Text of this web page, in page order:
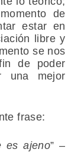
de
estar en
libre y
se nos
de poder
una mejor
frase:
es ajeno” –